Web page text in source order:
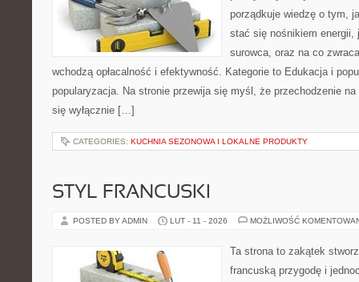
porządkuje wiedzę o tym,
stać się nośnikiem energii,
surowca, oraz na co
wchodzą opłacalność i efektywność. Kategorie to Edukacja i
popularyzacja. Na stronie przewija się myśl, że przechodzenie na
się wyłącznie […]
CATEGORIES: KUCHNIA SEZONOWA I LOKALNE PRODUKTY
STYL FRANCUSKI
POSTED BY ADMIN LUT - 11 - 2026 MOŻLIWOŚĆ
Ta strona to zakątek
francuską przygodę i